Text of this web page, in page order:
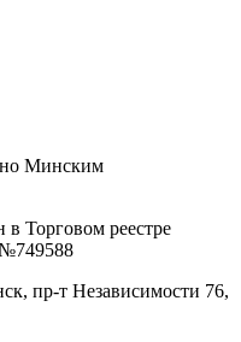
Минским
в Торговом реестре
№749588
пр-т Независимости 76,